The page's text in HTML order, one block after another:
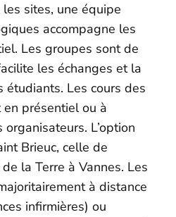
sites, une équipe
accompagne les
Les groupes sont de
les échanges et la
étudiants. Les cours des
présentiel ou à
L’option
Brieuc, celle de
la Terre à Vannes. Les
à distance
infirmières) ou